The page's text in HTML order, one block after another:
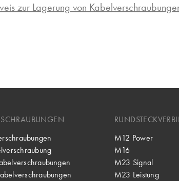
zur Lagerung von
M12 Power
M16
M23 Signal
M23 Leistung